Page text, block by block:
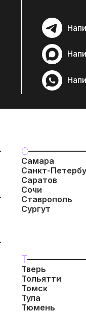
Т
Тверь
Тольятти
Томск
Тула
Тюмень
С
Самара
Санкт-
Саратов
Сочи
Ставрополь
Сургут